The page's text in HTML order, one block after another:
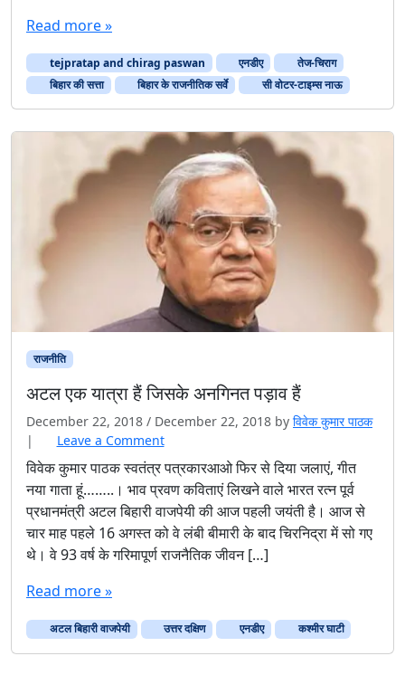
क
क
ज
रा
ग
’
त
ले
धे
रा
न
र
Read more »
tejpratap and chirag paswan एनडीए
तेज-चिराग
बिहार की सत्ता
बिहार के राजनीतिक सर्वे सी वोटर-टाइम्स नाऊ
राजनीति
अटल एक यात्रा हैं जिसके अनगिनत पड़ाव हैं
December 22, 2018 / December 22, 2018 by विवेक कुमार पाठक
|
Leave a Comment
विवेक कुमार पाठक स्वतंत्र पत्रकारआओ फिर से दिया जलाएं, गीत
नया गाता हूं……..। भाव प्रवण कविताएं लिखने वाले भारत रत्न पूर्व
प्रधानमंत्री अटल बिहारी वाजपेयी की आज पहली जयंती है। आज से
चार माह पहले 16 अगस्त को वे लंबी बीमारी के बाद चिरनिद्रा में सो गए
थे। वे 93 वर्ष के गरिमापूर्ण राजनैतिक जीवन […]
Read more »
अटल बिहारी वाजपेयी उत्तर दक्षिण एनडीए कश्मीर घाटी